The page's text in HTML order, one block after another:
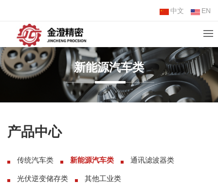
中文 EN
新能源汽车类
产品中心
传统汽车类 新能源汽车类 通讯滤波器类
光伏逆变储存类 其他工业类